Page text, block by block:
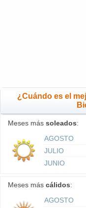
¿Cuándo es el
Meses más soleados:
AGOSTO
JULIO
JUNIO
Meses más cálidos:
AGOSTO